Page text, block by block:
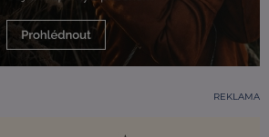
REKLAMA